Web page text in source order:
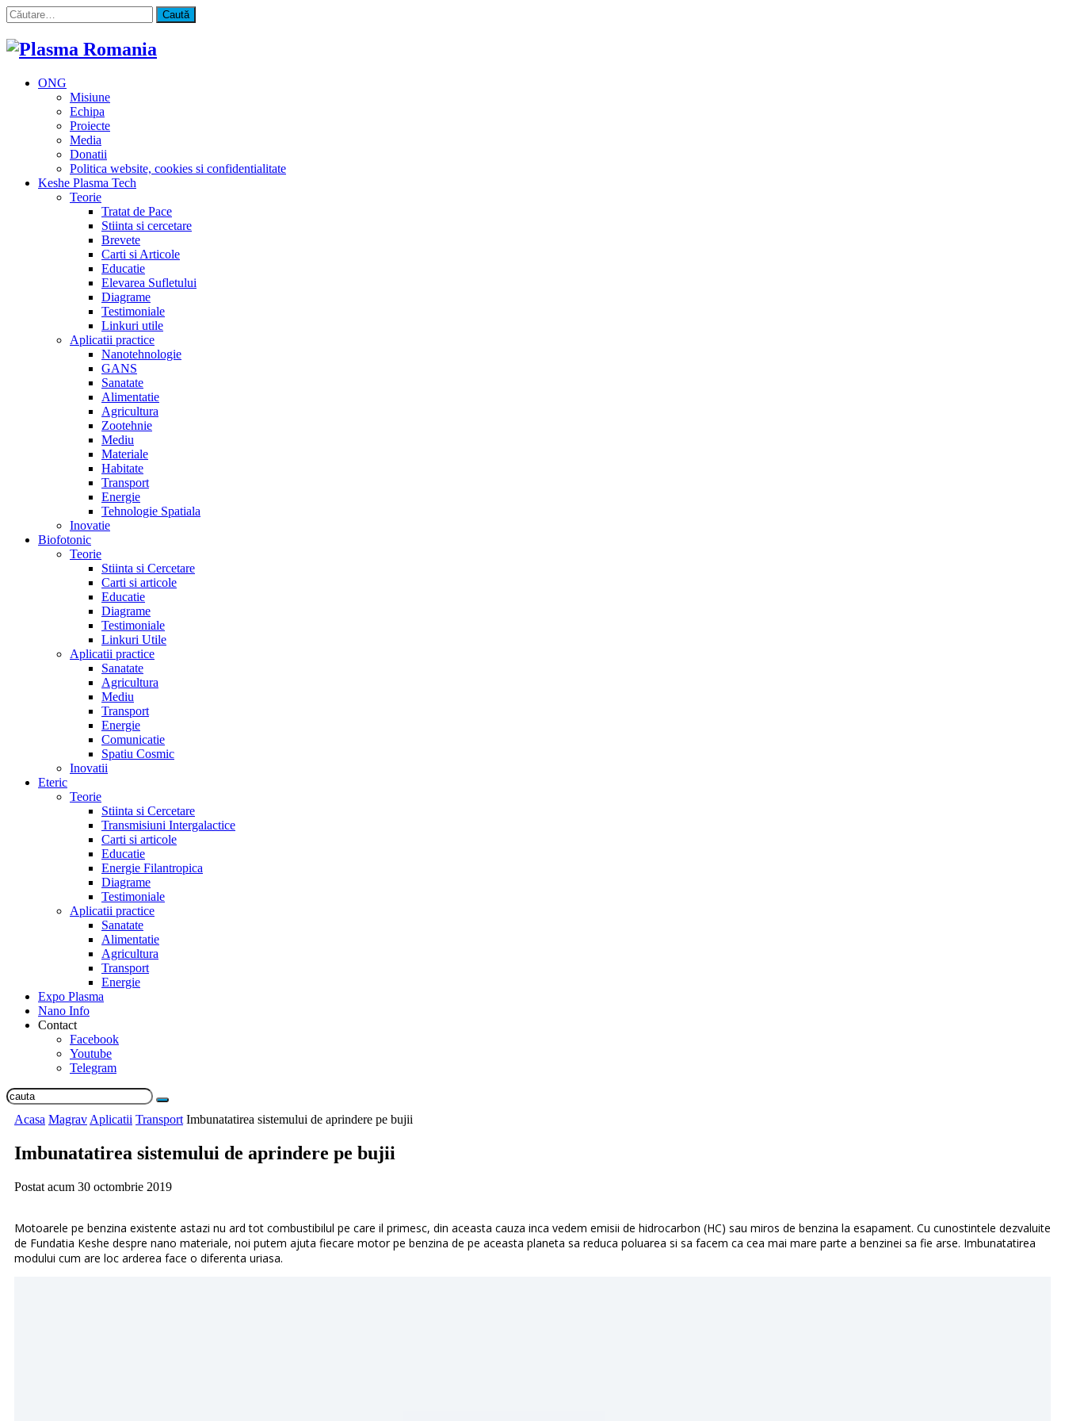
Caută
după:
ONG
Misiune
Echipa
Proiecte
Media
Donatii
Politica website, cookies si confidentialitate
Keshe Plasma Tech
Teorie
Tratat de Pace
Stiinta si cercetare
Brevete
Carti si Articole
Educatie
Elevarea Sufletului
Diagrame
Testimoniale
Linkuri utile
Aplicatii practice
Nanotehnologie
GANS
Sanatate
Alimentatie
Agricultura
Zootehnie
Mediu
Materiale
Habitate
Transport
Energie
Tehnologie Spatiala
Inovatie
Biofotonic
Teorie
Stiinta si Cercetare
Carti si articole
Educatie
Diagrame
Testimoniale
Linkuri Utile
Aplicatii practice
Sanatate
Agricultura
Mediu
Transport
Energie
Comunicatie
Spatiu Cosmic
Inovatii
Eteric
Teorie
Stiinta si Cercetare
Transmisiuni Intergalactice
Carti si articole
Educatie
Energie Filantropica
Diagrame
Testimoniale
Aplicatii practice
Sanatate
Alimentatie
Agricultura
Transport
Energie
Expo Plasma
Nano Info
Contact
Facebook
Youtube
Telegram
Acasa Magrav Aplicatii Transport Imbunatatirea sistemului de aprindere pe bujii
Imbunatatirea sistemului de aprindere pe bujii
Postat acum 30 octombrie 2019
Motoarele pe benzina existente astazi nu ard tot combustibilul pe care il primesc, din aceasta cauza inca vedem emisii de hidrocarbon (HC) sau miros de benzina la esapament. Cu cunostintele dezvaluite
de Fundatia Keshe despre nano materiale, noi putem ajuta fiecare motor pe benzina de pe aceasta planeta sa reduca poluarea si sa facem ca cea mai mare parte a benzinei sa fie arse. Imbunatatirea
modului cum are loc arderea face o diferenta uriasa.